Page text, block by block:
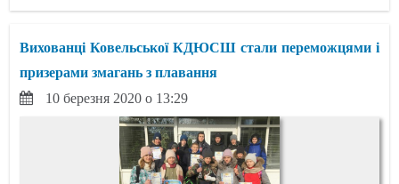
Вихованці Ковельської КДЮСШ стали переможцями і
призерами змагань з плавання
10 березня 2020 о 13:29